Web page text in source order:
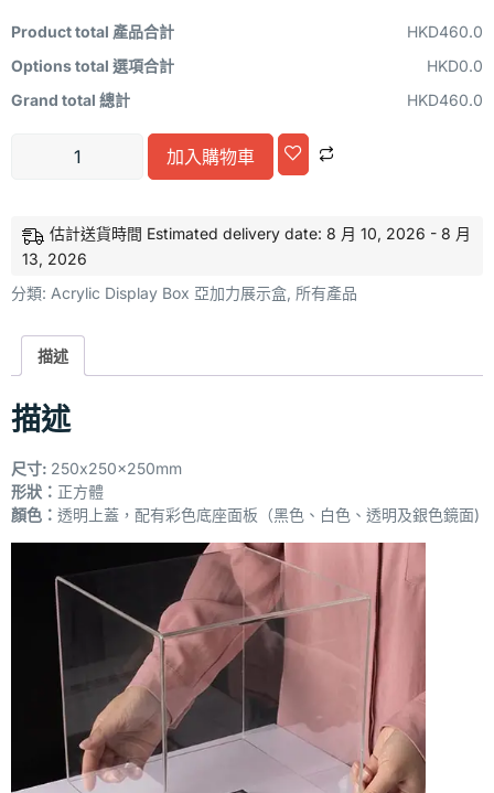
Product total 產品合計
HKD460.0
Options total 選項合計
HKD0.0
Grand total 總計
HKD460.0
加入購物車
估計送貨時間 Estimated delivery date: 8 月 10, 2026 - 8 月
13, 2026
分類: Acrylic Display Box 亞加力展示盒 所有產品
描述
描述
尺寸: 250x250x250mm
形狀： 正方體
顏色： 透明上蓋，配有彩色底座面板（黑色、白色、透明及銀色鏡面)